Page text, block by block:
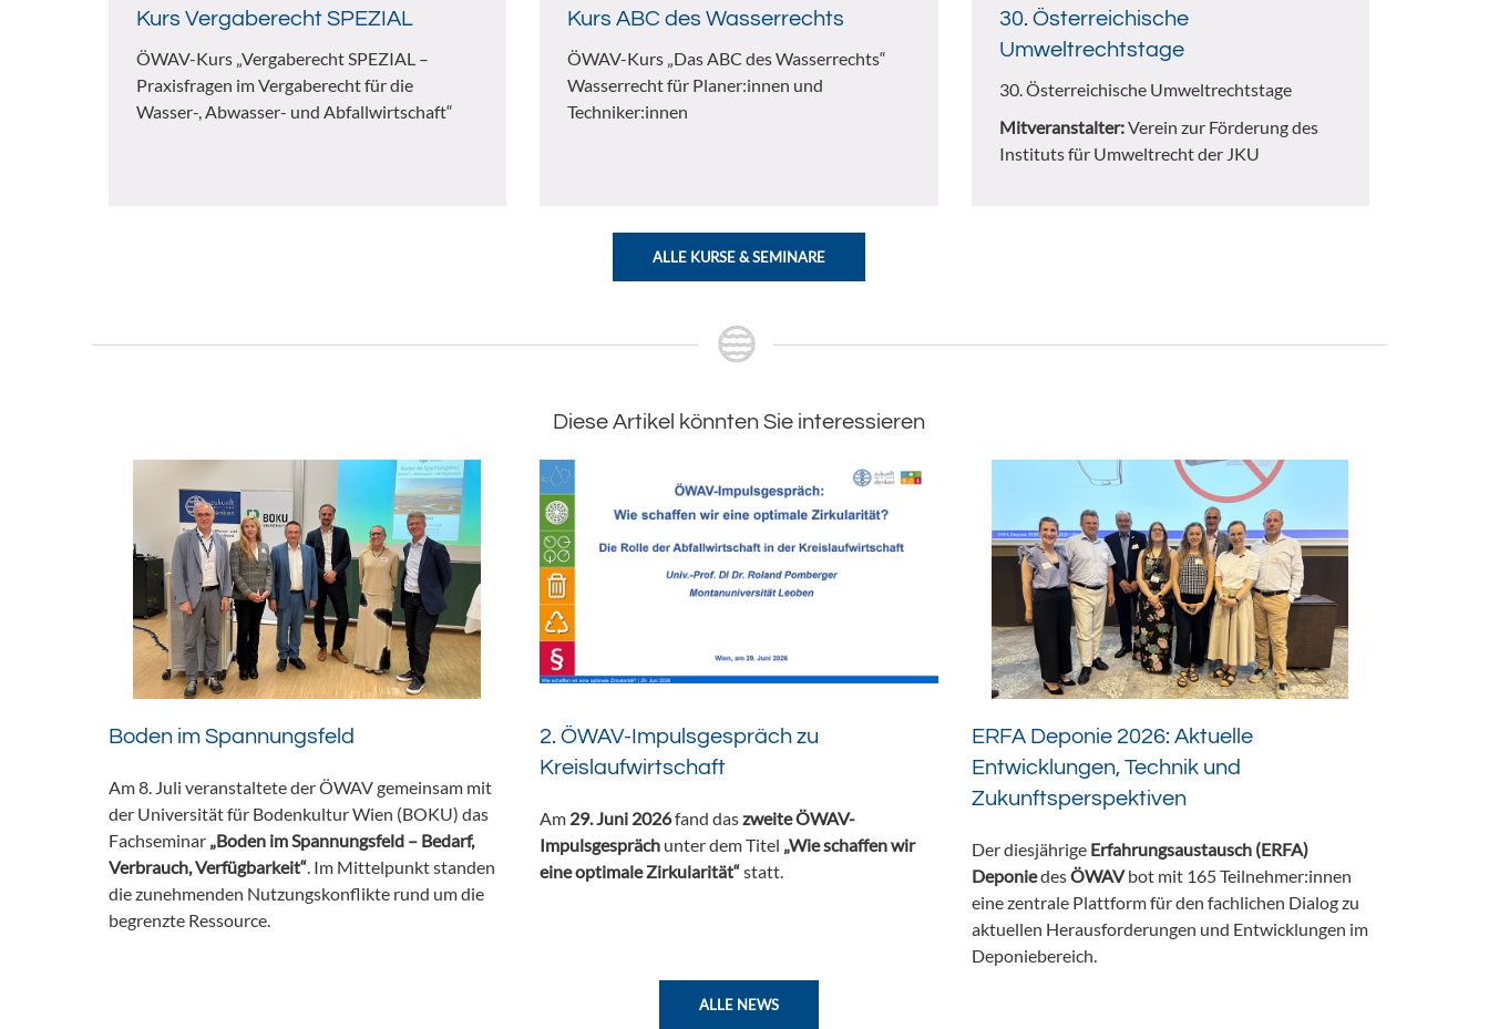
Kurs Vergaberecht SPEZIAL
ÖWAV-Kurs „Vergaberecht SPEZIAL –
Praxisfragen im Vergaberecht für die
Wasser-, Abwasser- und Abfallwirtschaft“
Kurs ABC des Wasserrechts
ÖWAV-Kurs „Das ABC des Wasserrechts“
Wasserrecht für Planer:innen und
Techniker:innen
30. Österreichische
Umweltrechtstage
30. Österreichische Umweltrechtstage
Mitveranstalter:Verein zur Förderung des
Instituts für Umweltrecht der JKU
ALLE KURSE & SEMINARE
Diese Artikel könnten Sie interessieren
Boden im Spannungsfeld
Am 8. Juli veranstaltete der ÖWAV gemeinsam mit
der Universität für Bodenkultur Wien (BOKU) das
Fachseminar „Boden im Spannungsfeld – Bedarf,
Verbrauch, Verfügbarkeit“. Im Mittelpunkt standen
die zunehmenden Nutzungskonflikte rund um die
begrenzte Ressource.
2. ÖWAV-Impulsgespräch zu
Kreislaufwirtschaft
Am 29. Juni 2026fand daszweite ÖWAV-
Impulsgespräch unter dem Titel „Wie schaffen wir
eine optimale Zirkularität“statt.
ERFA Deponie 2026: Aktuelle
Entwicklungen, Technik und
Zukunftsperspektiven
Der diesjährige Erfahrungsaustausch (ERFA)
DeponiedesÖWAVbot mit 165 Teilnehmer:innen
eine zentrale Plattform für den fachlichen Dialog zu
aktuellen Herausforderungen und Entwicklungen im
Deponiebereich.
ALLE NEWS